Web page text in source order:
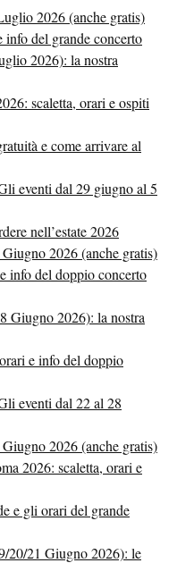
2026 (anche gratis)
del grande concerto
2026): la nostra
scaletta, orari e ospiti
e come arrivare al
eventi dal 29 giugno al 5
nell’estate 2026
2026 (anche gratis)
info del doppio concerto
Giugno 2026): la nostra
e info del doppio
eventi dal 22 al 28
2026 (anche gratis)
2026: scaletta, orari e
e gli orari del grande
20/21 Giugno 2026): le